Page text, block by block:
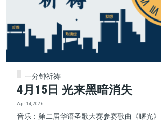
一分钟祈祷
4月15日 光来黑暗消失
Apr 14, 2026
音乐：第二届华语圣歌大赛参赛歌曲《曙光